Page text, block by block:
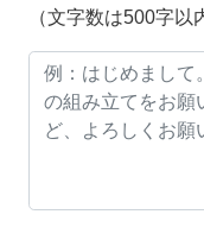
（文字数は500字以